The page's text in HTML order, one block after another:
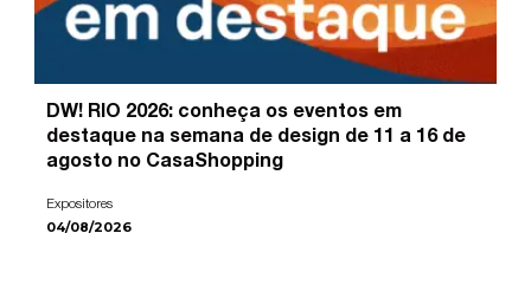
DW! RIO 2026: conheça os eventos em
destaque na semana de design de 11 a 16 de
agosto no CasaShopping
Expositores
04/08/2026